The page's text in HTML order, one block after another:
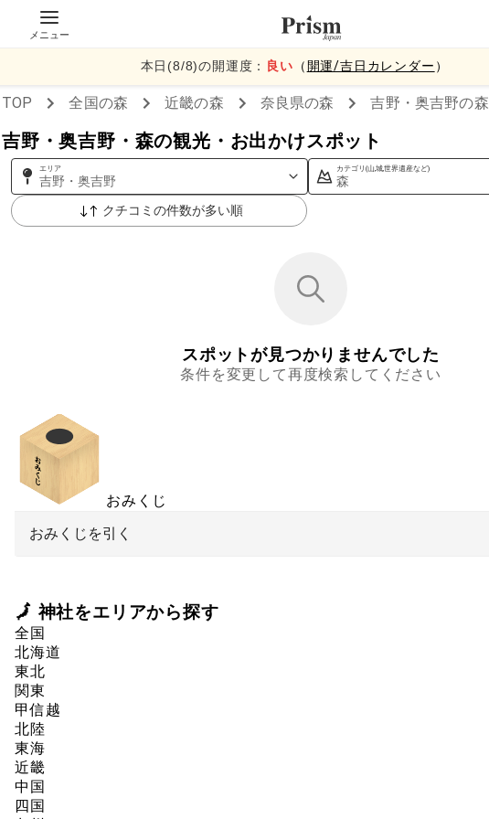
メニュー
本日(8/8)の開運度： 良い （ 開運/吉日カレンダー ）
TOP 全国の森 近畿の森 奈良県の森 吉野・奥吉野の森
吉野・奥吉野・森の観光・お出かけスポット
エリア
吉野・奥吉野
カテゴリ(山,城,世界遺産など)
森
クチコミの件数が多い順
スポットが見つかりませんでした
条件を変更して再度検索してください
おみくじ
おみくじを引く
🗾 神社をエリアから探す
全国
北海道
東北
関東
甲信越
北陸
東海
近畿
中国
四国